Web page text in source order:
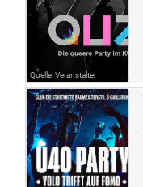
Quelle: Veranstalter